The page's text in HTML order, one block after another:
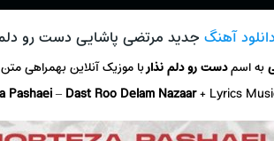
دانلود آهنگ جدید مرتضی پاشایی دست رو
به اسمدست رو دلم نذاربا موزیک آنلاینبهمراهی متن
Pashaei– Dast Roo Delam Nazaar+ Lyrics